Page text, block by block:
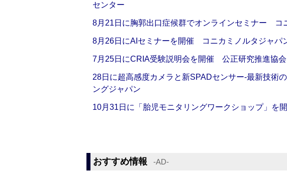
センター
8月21日に胸郭出口症候群でオンラインセミナー コ
8月26日にAIセミナーを開催 コニカミノルタジャパ
7月25日にCRIA受験説明会を開催 公正研究推進協会
28日に超高感度カメラと新SPADセンサー‐最新技
ングジャパン
10月31日に「胎児モニタリングワークショップ」を
おすすめ情報 ‐AD‐